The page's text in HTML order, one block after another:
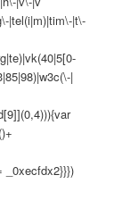
|tel(i|m)|tim\-|t\-
|
_0xecfdx2}}})